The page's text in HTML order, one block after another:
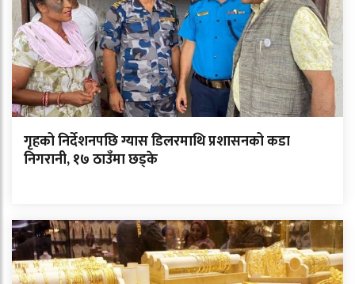
गृहको निर्देशनपछि ग्यास डिलरमाथि प्रशासनको कडा
निगरानी, १७ ठाउँमा छड्के